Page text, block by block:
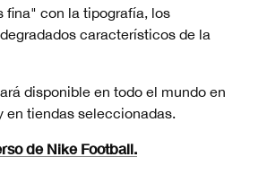
fina" con la tipografía, los
característicos de la
disponible en todo el mundo en
en tiendas seleccionadas.
de Nike Football.